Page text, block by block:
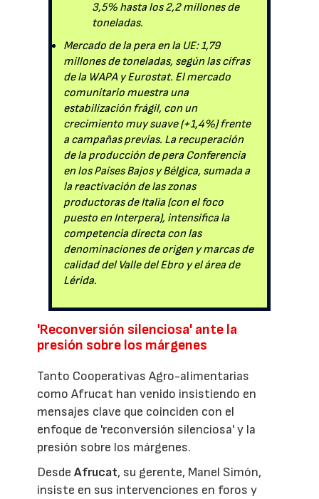
3,5% hasta los 2,2 millones de
toneladas.
Mercado de la pera en la UE: 1,79
millones de toneladas, según las cifras
de la WAPA y Eurostat. El mercado
comunitario muestra una
estabilización frágil, con un
crecimiento muy suave (+1,4%) frente
a campañas previas. La recuperación
de la producción de pera Conferencia
en los Países Bajos y Bélgica, sumada a
la reactivación de las zonas
productoras de Italia (con el foco
puesto en Interpera), intensifica la
competencia directa con las
denominaciones de origen y marcas de
calidad del Valle del Ebro y el área de
Lérida.
'Reconversión silenciosa' ante la
presión sobre los márgenes
Tanto Cooperativas Agro-alimentarias
como Afrucat han venido insistiendo en
mensajes clave que coinciden con el
enfoque de 'reconversión silenciosa' y la
presión sobre los márgenes.
DesdeAfrucat, su gerente, Manel Simón,
insiste en sus intervenciones en foros y